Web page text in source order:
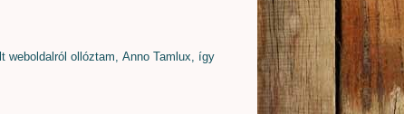
weboldalról ollóztam, Anno Tamlux, így